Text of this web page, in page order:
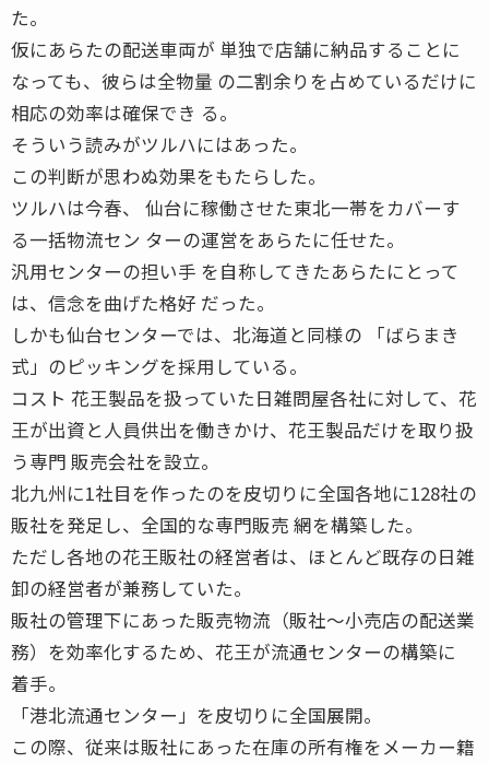
た。
仮にあらたの配送車両が 単独で店舗に納品することに
なっても、彼らは全物量 の二割余りを占めているだけに
相応の効率は確保でき る。
そういう読みがツルハにはあった。
この判断が思わぬ効果をもたらした。
ツルハは今春、 仙台に稼働させた東北一帯をカバーす
る一括物流セン ターの運営をあらたに任せた。
汎用センターの担い手 を自称してきたあらたにとって
は、信念を曲げた格好 だった。
しかも仙台センターでは、北海道と同様の 「ばらまき
式」のピッキングを採用している。
コスト 花王製品を扱っていた日雑問屋各社に対して、花
王が出資と人員供出を働きかけ、花王製品だけを取り扱
う専門 販売会社を設立。
北九州に1社目を作ったのを皮切りに全国各地に128社の
販社を発足し、全国的な専門販売 網を構築した。
ただし各地の花王販社の経営者は、ほとんど既存の日雑
卸の経営者が兼務していた。
販社の管理下にあった販売物流（販社〜小売店の配送業
務）を効率化するため、花王が流通センターの構築に
着手。
「港北流通センター」を皮切りに全国展開。
この際、従来は販社にあった在庫の所有権をメーカー籍